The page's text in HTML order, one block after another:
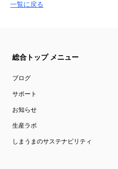
一覧に戻る
総合トップ メニュー
ブログ
サポート
お知らせ
生産ラボ
しまうまのサステナビリティ